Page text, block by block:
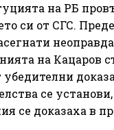
на РБ
си от СГС.
на Кацаров
се
се доказаха в